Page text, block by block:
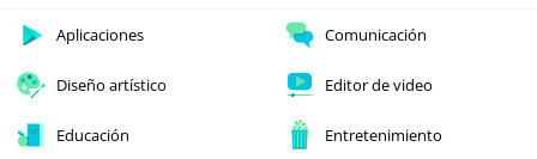
Aplicaciones Comunicación
Diseño artístico Editor de video
Educación Entretenimiento